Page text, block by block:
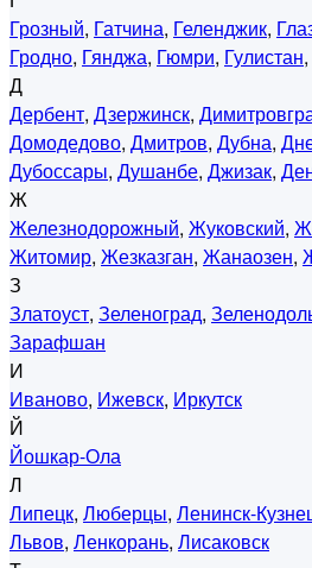
Грозный, Гатчина, Геленджик,
Гродно, Гянджа, Гюмри, Гулистан,
Д
Дербент, Дзержинск,
Домодедово, Дмитров, Дубна,
Дубоссары, Душанбе, Джизак,
Ж
Железнодорожный, Жуковский,
Житомир, Жезказган, Жанаозен,
З
Златоуст, Зеленоград,
Зарафшан
И
Иваново, Ижевск, Иркутск
Й
Йошкар-Ола
Л
Липецк, Люберцы, Ленинск-
Львов, Ленкорань, Лисаковск